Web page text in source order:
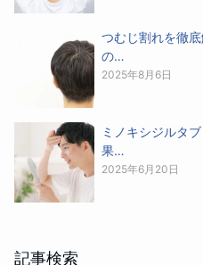
つむじ割れを徹
の…
2025年8月6日
ミノキシジルタ
果…
2025年6月20日
記事検索